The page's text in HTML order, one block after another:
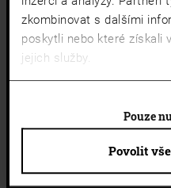
zkombinovat s dalšími
poskytli nebo které získali
jejich služby.
Povolit
Pouze